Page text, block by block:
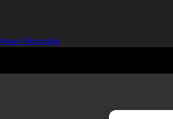
Recordsk